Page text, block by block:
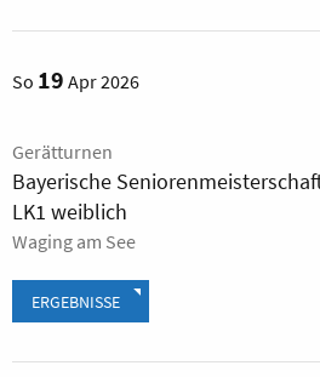
So 19 Apr 2026
Gerätturnen
Bayerische
LK1 weiblich
Waging am See
ERGEBNISSE